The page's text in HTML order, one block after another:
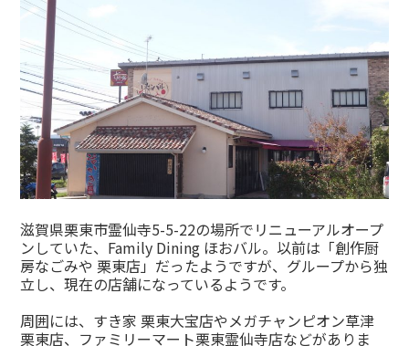
滋賀県栗東市霊仙寺5-5-22の場所でリニューアルオープ
ンしていた、Family Dining ほおバル。以前は「創作厨
房なごみや 栗東店」だったようですが、グループから独
立し、現在の店舗になっているようです。
周囲には、すき家 栗東大宝店やメガチャンピオン草津
栗東店、ファミリーマート栗東霊仙寺店などがありま